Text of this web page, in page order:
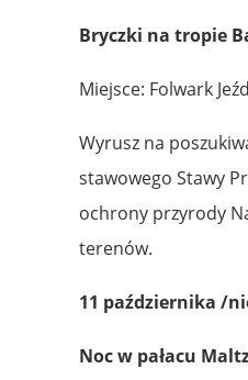
Bryczki na tropie
Miejsce: Folwark
Wyrusz na
stawowego Stawy
ochrony przyrody
terenów.
11 października /
Noc w pałacu